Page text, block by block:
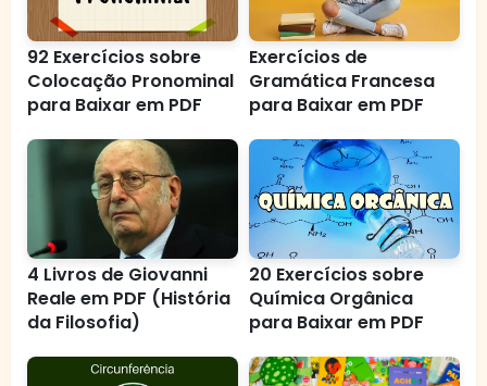
92 Exercícios sobre
Colocação Pronominal
para Baixar em PDF
Exercícios de
Gramática Francesa
para Baixar em PDF
4 Livros de Giovanni
Reale em PDF (História
da Filosofia)
20 Exercícios sobre
Química Orgânica
para Baixar em PDF